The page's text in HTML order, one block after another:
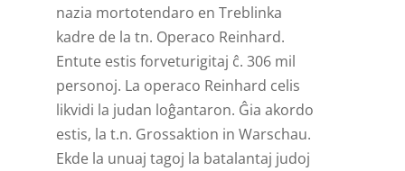
nazia mortotendaro en Treblinka
kadre de la tn. Operaco Reinhard.
Entute estis forveturigitaj ĉ. 306 mil
personoj. La operaco Reinhard celis
likvidi la judan loĝantaron. Ĝia akordo
estis, la t.n. Grossaktion in Warschau.
Ekde la unuaj tagoj la batalantaj judoj